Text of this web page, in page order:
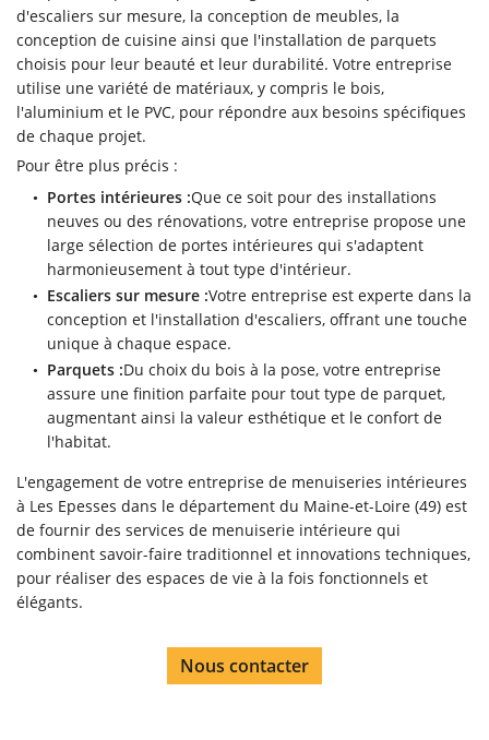
Accueil
intérieures
extérieures
réalisations
Vidéos
Avis
Contact
06 43 57 29
Restez
Inscription
d'escaliers sur mesure, la conception de meubles, la
conception de cuisine ainsi que l'installation de parquets
choisis pour leur beauté et leur durabilité. Votre entreprise
utilise une variété de matériaux, y compris le bois,
l'aluminium et le PVC, pour répondre aux besoins spécifiques
de chaque projet.
Pour être plus précis :
Portes intérieures :Que ce soit pour des installations
neuves ou des rénovations, votre entreprise propose une
large sélection de portes intérieures qui s'adaptent
harmonieusement à tout type d'intérieur.
Escaliers sur mesure :Votre entreprise est experte dans la
conception et l'installation d'escaliers, offrant une touche
unique à chaque espace.
Parquets :Du choix du bois à la pose, votre entreprise
assure une finition parfaite pour tout type de parquet,
augmentant ainsi la valeur esthétique et le confort de
l'habitat.
L'engagement de votre entreprise de menuiseries intérieures
à Les Epesses dans le département du Maine-et-Loire (49) est
de fournir des services de menuiserie intérieure qui
combinent savoir-faire traditionnel et innovations techniques,
pour réaliser des espaces de vie à la fois fonctionnels et
élégants.
Nous contacter